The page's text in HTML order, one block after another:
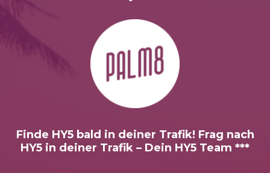
Finde HY5 bald in deiner Trafik! Frag nach
HY5 in deiner Trafik – Dein HY5 Team ***